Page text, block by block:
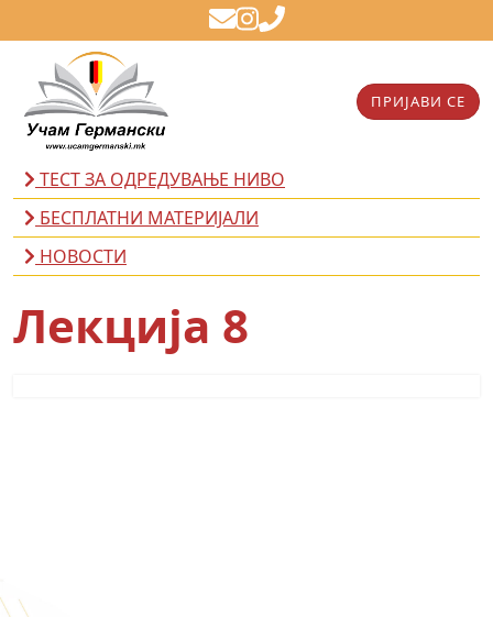
ПРИЈАВИ СЕ
ТЕСТ ЗА ОДРЕДУВАЊЕ НИВО
БЕСПЛАТНИ МАТЕРИЈАЛИ
НОВОСТИ
Лекција 8